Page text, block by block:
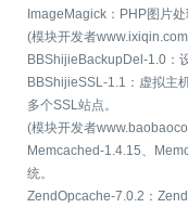
ImageMagick：PHP图片处
(模块开发者
BBShijieBackupDel-1.0：
BBShijieSSL-1.1：虚拟主
多个SSL站点。
(模块开发者
Memcached-1.4.15、
统。
ZendOpcache-7.0.2：